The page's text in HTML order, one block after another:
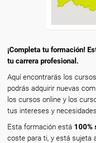
¡Completa tu formación!
tu carrera profesional.
Aquí encontrarás los
podrás adquirir nuevas
los cursos online y los
tus intereses y
Esta formación está 100%
coste para ti, y está sujeta